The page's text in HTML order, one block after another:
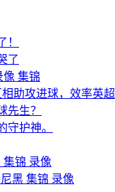
！
了
像 集锦
助攻进球，效率英
先生？
守护神。
集锦 录像
黑 集锦 录像